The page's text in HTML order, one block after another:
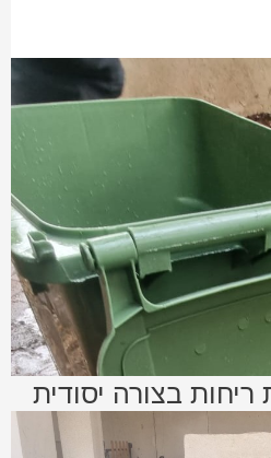
ריחות בצורה יסודית